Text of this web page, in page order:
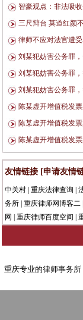
智豪观点：非法吸
三尺辩台 莫道红颜
律师不应对法官遭
刘某犯妨害公务罪
刘某犯妨害公务罪
刘某犯妨害公务罪
陈某虚开增值税发
陈某虚开增值税发
陈某虚开增值税发
友情链接 [申请友情
中关村 |重庆法律查询 |
务所 |重庆律师网博客二
网
|重庆律师百度空间 |
重庆专业的律师事务